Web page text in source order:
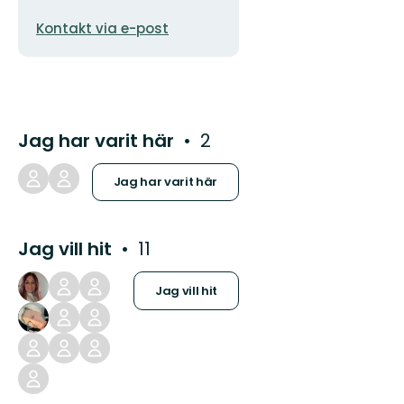
E-
Kontakt via e-post
Jag har varit här 2
Jag har varit här
Jag vill hit 11
Jag vill hit